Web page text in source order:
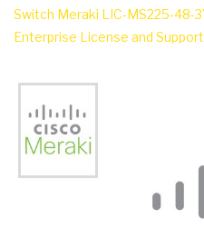
Switch Meraki LIC-MS225-48-
Enterprise License and Support